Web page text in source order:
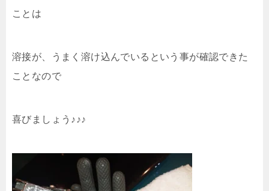
ことは
溶接が、うまく溶け込んでいるという事が確認できた
ことなので
喜びましょう♪♪♪